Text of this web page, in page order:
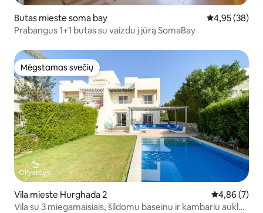
Butas mieste soma bay Vidutinis
4,95 (38)
Prabangus 1+1 butas su vaizdu į jūrą SomaBay
Mėgstamas svečių
Mėgstamas svečių
Vila mieste Hurghada 2 Vidutinis
4,86 (7)
Vila su 3 miegamaisiais, šildomu baseinu ir kambariu auklei!